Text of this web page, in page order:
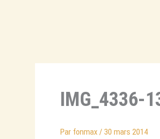
IMG_4336-
Par fonmax / 30 mars 2014